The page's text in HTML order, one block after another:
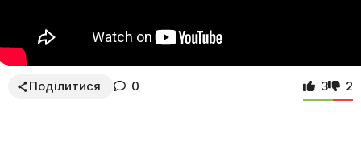
Поділитися 0 3 2